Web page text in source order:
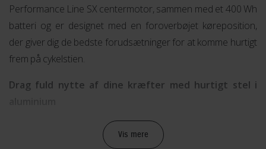
Performance Line SX centermotor, sammen med et 400 Wh
batteri og er designet med en foroverbøjet køreposition,
der giver dig de bedste forudsætninger for at komme hurtigt
frem på cykelstien.
Drag fuld nytte af dine kræfter med hurtigt stel i
Elcyklens stel er fremstillet i aluminium og har en geometri,
der er mere aggressiv end f.eks. en klassisk elcykel. Det
Vis mere